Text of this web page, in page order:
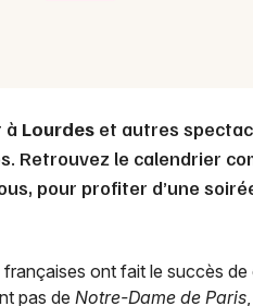
à Lourdes et autres
Retrouvez le calendrier
pour profiter d’une
ont fait le succès
pas de Notre-Dame de Paris,